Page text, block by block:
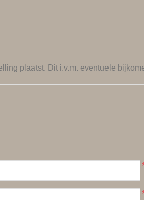
plaatst. Dit i.v.m. eventuele